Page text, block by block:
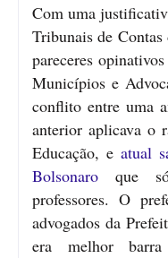
Com uma
Tribunais de
pareceres
Municípios e
conflito entre uma
anterior aplicava o
Educação, e atual
Bolsonaro que
professores. O
advogados da
era melhor